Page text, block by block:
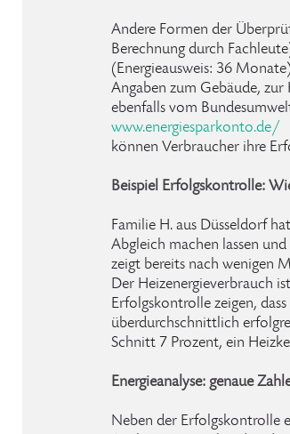
Andere Formen der
Berechnung durch
(Energieausweis: 36
Angaben zum Gebäude,
ebenfalls vom
www.energiesparkonto.de/
können Verbraucher ihre
Beispiel Erfolgskontrolle:
Familie H. aus Düsseldorf
Abgleich machen lassen
zeigt bereits nach wenigen
Der Heizenergieverbrauch
Erfolgskontrolle zeigen,
überdurchschnittlich
Schnitt 7 Prozent, ein
Energieanalyse: genaue
Neben der Erfolgskontrolle